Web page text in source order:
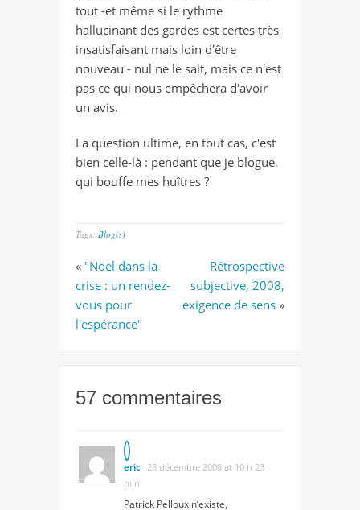
tout -et même si le rythme
hallucinant des gardes est certes très
insatisfaisant mais loin d'être
nouveau - nul ne le sait, mais ce n'est
pas ce qui nous empêchera d'avoir
un avis.
La question ultime, en tout cas, c'est
bien celle-là : pendant que je blogue,
qui bouffe mes huîtres ?
Tags: Blog(s)
« "Noël dans la
crise : un rendez-
vous pour
l'espérance"
Rétrospective
subjective, 2008,
exigence de sens »
57 commentaires
eric 28 décembre 2008 at 10 h 23
min
Patrick Pelloux n’existe,